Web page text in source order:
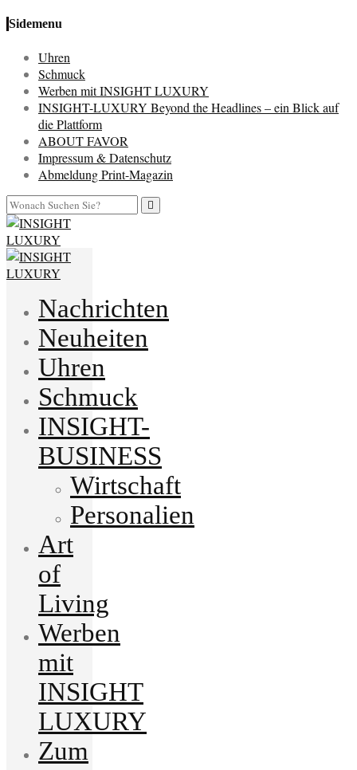
Sidemenu
Uhren
Schmuck
Werben mit INSIGHT LUXURY
INSIGHT-LUXURY Beyond the Headlines – ein Blick auf
die Plattform
ABOUT FAVOR
Impressum & Datenschutz
Abmeldung Print-Magazin
Nachrichten
Neuheiten
Uhren
Schmuck
INSIGHT-
BUSINESS
Wirtschaft
Personalien
Art
of
Living
Werben
mit
INSIGHT
LUXURY
Zum